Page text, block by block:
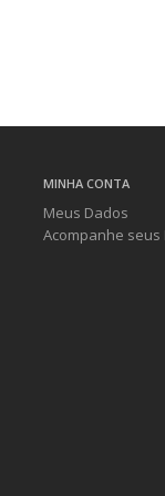
MINHA CONTA
Meus Dados
Acompanhe seus